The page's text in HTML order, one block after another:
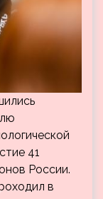
41
России.
в